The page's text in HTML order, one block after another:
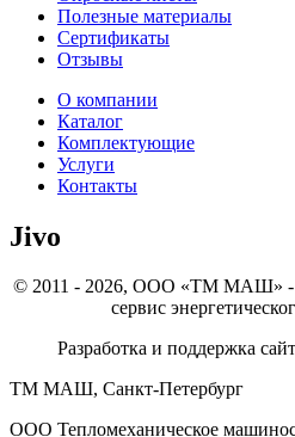
Полезные материалы
Сертификаты
Отзывы
О компании
Каталог
Комплектующие
Услуги
Контакты
Jivo
© 2011 - 2026, ООО «ТМ МАШ» -
сервис
Разработка и поддержка
ТМ МАШ, Санкт-Петербург
ООО Тепломеханическое